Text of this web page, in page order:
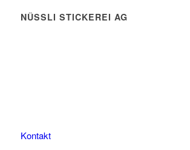
NÜSSLI STICKEREI AG
Kontakt